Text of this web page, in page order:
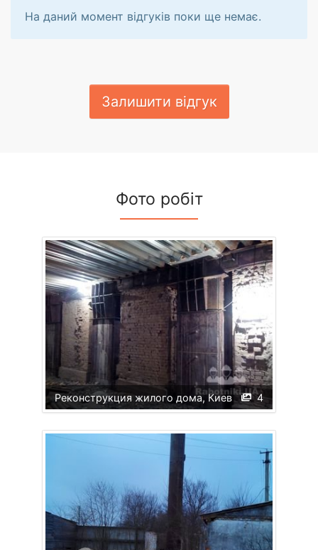
На даний момент відгуків поки ще немає.
Залишити відгук
Фото робіт
4
Реконструкция жилого дома, Киев